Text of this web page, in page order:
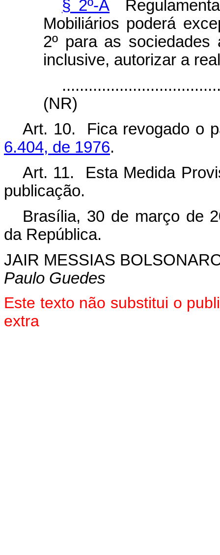
§ 2º-A
Mobiliários poderá
2º para as
inclusive, autorizar a
(NR)
Art. 10. Fica revogado o
6.404, de 1976.
Art. 11. Esta Medida
publicação.
Brasília, 30 de março de
da República.
JAIR MESSIAS
Paulo Guedes
Este texto não substitui o
extra